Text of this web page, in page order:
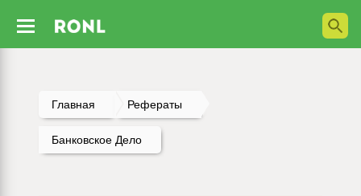
Главная Рефераты
Банковское Дело